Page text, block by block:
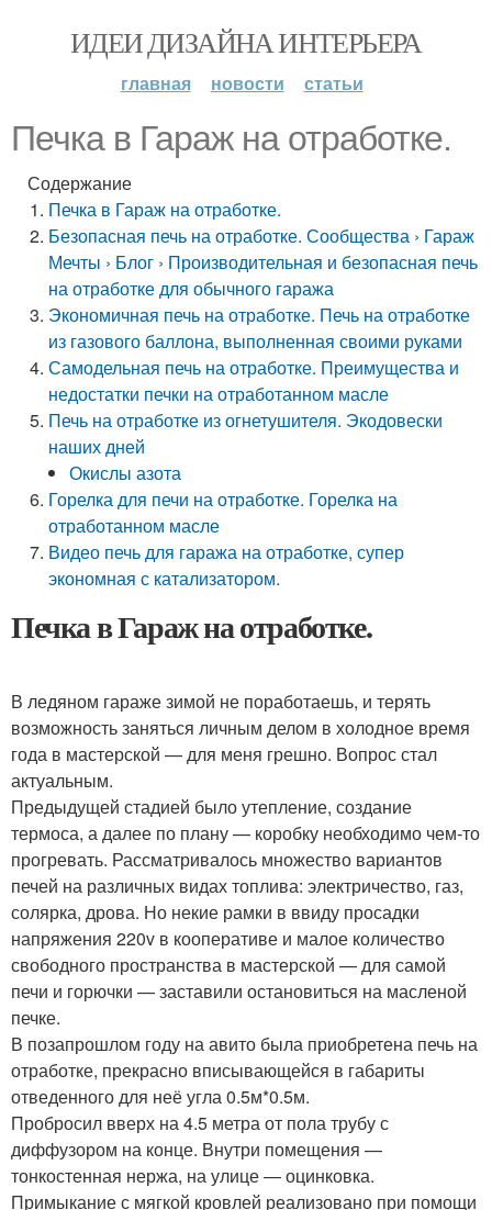
ИДЕИ ДИЗАЙНА ИНТЕРЬЕРА
главная новости статьи
Печка в Гараж на отработке.
Содержание
Печка в Гараж на отработке.
Безопасная печь на отработке. Сообщества › Гараж
Мечты › Блог › Производительная и безопасная печь
на отработке для обычного гаража
Экономичная печь на отработке. Печь на отработке
из газового баллона, выполненная своими руками
Самодельная печь на отработке. Преимущества и
недостатки печки на отработанном масле
Печь на отработке из огнетушителя. Экодовески
наших дней
Окислы азота
Горелка для печи на отработке. Горелка на
отработанном масле
Видео печь для гаража на отработке, супер
экономная с катализатором.
Печка в Гараж на отработке.
В ледяном гараже зимой не поработаешь, и терять
возможность заняться личным делом в холодное время
года в мастерской — для меня грешно. Вопрос стал
актуальным.
Предыдущей стадией было утепление, создание
термоса, а далее по плану — коробку необходимо чем-то
прогревать. Рассматривалось множество вариантов
печей на различных видах топлива: электричество, газ,
солярка, дрова. Но некие рамки в ввиду просадки
напряжения 220v в кооперативе и малое количество
свободного пространства в мастерской — для самой
печи и горючки — заставили остановиться на масленой
печке.
В позапрошлом году на авито была приобретена печь на
отработке, прекрасно вписывающейся в габариты
отведенного для неё угла 0.5м*0.5м.
Пробросил вверх на 4.5 метра от пола трубу с
диффузором на конце. Внутри помещения —
тонкостенная нержа, на улице — оцинковка.
Примыкание с мягкой кровлей реализовано при помощи